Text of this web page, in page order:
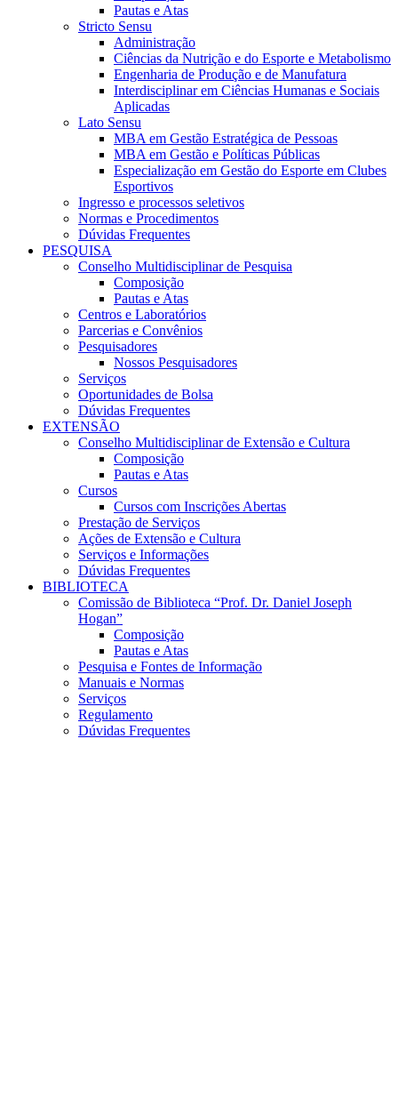
Pautas e Atas
Stricto Sensu
Administração
Ciências da Nutrição e do Esporte e Metabolismo
Engenharia de Produção e de Manufatura
Interdisciplinar em Ciências Humanas e Sociais
Aplicadas
Lato Sensu
MBA em Gestão Estratégica de Pessoas
MBA em Gestão e Políticas Públicas
Especialização em Gestão do Esporte em Clubes
Esportivos
Ingresso e processos seletivos
Normas e Procedimentos
Dúvidas Frequentes
PESQUISA
Conselho Multidisciplinar de Pesquisa
Composição
Pautas e Atas
Centros e Laboratórios
Parcerias e Convênios
Pesquisadores
Nossos Pesquisadores
Serviços
Oportunidades de Bolsa
Dúvidas Frequentes
EXTENSÃO
Conselho Multidisciplinar de Extensão e Cultura
Composição
Pautas e Atas
Cursos
Cursos com Inscrições Abertas
Prestação de Serviços
Ações de Extensão e Cultura
Serviços e Informações
Dúvidas Frequentes
BIBLIOTECA
Comissão de Biblioteca “Prof. Dr. Daniel Joseph
Hogan”
Composição
Pautas e Atas
Pesquisa e Fontes de Informação
Manuais e Normas
Serviços
Regulamento
Dúvidas Frequentes